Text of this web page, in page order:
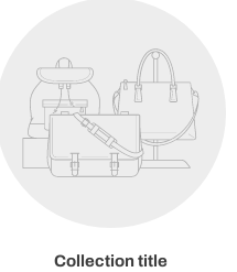
Collection title